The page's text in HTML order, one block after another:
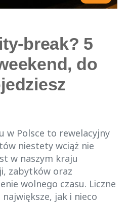
break? 5
do
w Polsce to rewelacyjny
niestety wciąż nie
w naszym kraju
zabytków oraz
wolnego czasu. Liczne
jak i nieco